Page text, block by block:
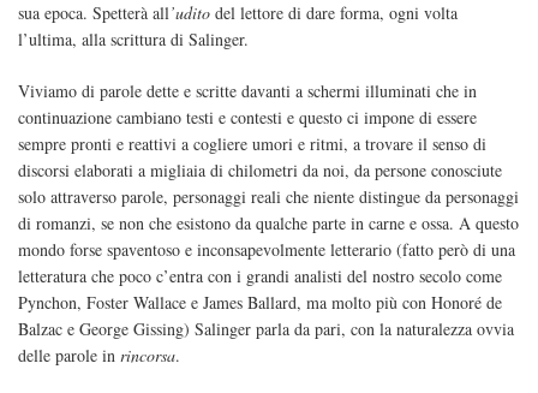
sua epoca. Spetterà all’udito del lettore di dare forma, ogni volta
l’ultima, alla scrittura di Salinger.
Viviamo di parole dette e scritte davanti a schermi illuminati che in
continuazione cambiano testi e contesti e questo ci impone di essere
sempre pronti e reattivi a cogliere umori e ritmi, a trovare il senso di
discorsi elaborati a migliaia di chilometri da noi, da persone conosciute
solo attraverso parole, personaggi reali che niente distingue da personaggi
di romanzi, se non che esistono da qualche parte in carne e ossa. A questo
mondo forse spaventoso e inconsapevolmente letterario (fatto però di una
letteratura che poco c’entra con i grandi analisti del nostro secolo come
Pynchon, Foster Wallace e James Ballard, ma molto più con Honoré de
Balzac e George Gissing) Salinger parla da pari, con la naturalezza ovvia
delle parole in rincorsa.